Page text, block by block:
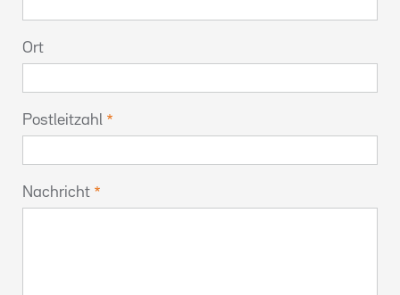
Ort
Postleitzahl
Nachricht